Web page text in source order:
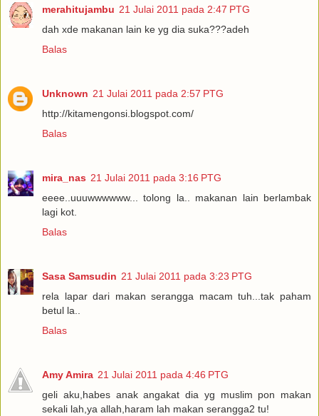
merahitujambu 21 Julai 2011 pada 2:47 PTG
dah xde makanan lain ke yg dia suka???adeh
Balas
Unknown 21 Julai 2011 pada 2:57 PTG
http://kitamengonsi.blogspot.com/
Balas
mira_nas 21 Julai 2011 pada 3:16 PTG
eeee..uuuwwwwww... tolong la.. makanan lain berlambak
lagi kot.
Balas
Sasa Samsudin 21 Julai 2011 pada 3:23 PTG
rela lapar dari makan serangga macam tuh...tak paham
betul la..
Balas
Amy Amira 21 Julai 2011 pada 4:46 PTG
geli aku,habes anak angakat dia yg muslim pon makan
sekali lah,ya allah,haram lah makan serangga2 tu!